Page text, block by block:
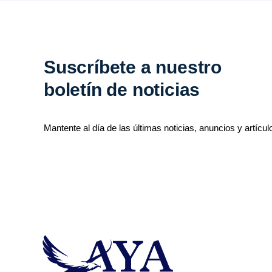
Suscríbete a nuestro
boletín de noticias
Mantente al día de las últimas noticias, anuncios y